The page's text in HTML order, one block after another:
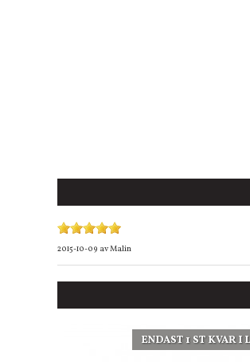
2015-10-09 avMalin
ENDAST 1 ST KVAR I